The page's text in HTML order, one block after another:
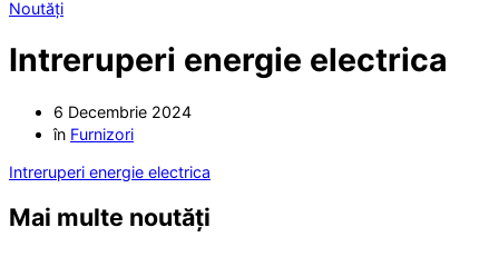
Noutăți
Intreruperi energie electrica
6 Decembrie 2024
în Furnizori
Intreruperi energie electrica
Mai multe noutăți